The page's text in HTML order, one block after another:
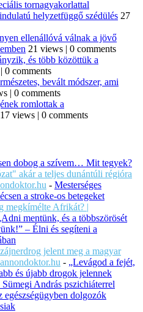
tornagyakorlattal
helyzetfüggő szédülés 27
ellenállóvá válnak a jövő
21 views | 0 comments
és több közöttük a
| 0 comments
bevált módszer, ami
| 0 comments
romlottak a
17 views | 0 comments
dobog a szívem… Mit tegyek?
akár a teljes dunántúli régióra
- Mesterséges
a stroke-os betegeket
megkímélte Afrikát? |
mentünk, és a többszörösét
– Élni és segíteni a
jelent meg a magyar
- „Levágod a fejét,
és újabb drogok jelennek
András pszichiáterrel
egészségügyben dolgozók